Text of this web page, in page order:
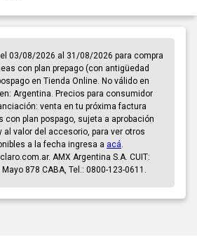
03/08/2026 al 31/08/2026 para compra
con plan prepago (con antigüedad
en Tienda Online. No válido en
Argentina. Precios para consumidor
venta en tu próxima factura
con plan pospago, sujeta a aprobación
valor del accesorio, para ver otros
a la fecha ingresa a acá
AMX Argentina S.A. CUIT:
878 CABA, Tel.: 0800-123-0611.